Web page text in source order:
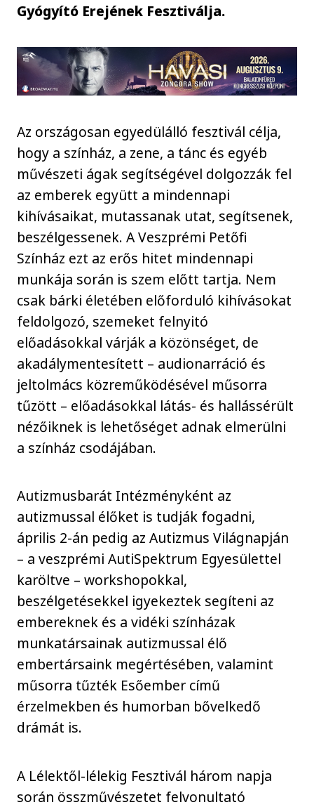
Gyógyító Erejének Fesztiválja.
Az országosan egyedülálló fesztivál célja,
hogy a színház, a zene, a tánc és egyéb
művészeti ágak segítségével dolgozzák fel
az emberek együtt a mindennapi
kihívásaikat, mutassanak utat, segítsenek,
beszélgessenek. A Veszprémi Petőfi
Színház ezt az erős hitet mindennapi
munkája során is szem előtt tartja. Nem
csak bárki életében előforduló kihívásokat
feldolgozó, szemeket felnyitó
előadásokkal várják a közönséget, de
akadálymentesített – audionarráció és
jeltolmács közreműködésével műsorra
tűzött – előadásokkal látás- és hallássérült
nézőiknek is lehetőséget adnak elmerülni
a színház csodájában.
Autizmusbarát Intézményként az
autizmussal élőket is tudják fogadni,
április 2-án pedig az Autizmus Világnapján
– a veszprémi AutiSpektrum Egyesülettel
karöltve – workshopokkal,
beszélgetésekkel igyekeztek segíteni az
embereknek és a vidéki színházak
munkatársainak autizmussal élő
embertársaink megértésében, valamint
műsorra tűzték Esőember című
érzelmekben és humorban bővelkedő
drámát is.
A Lélektől-lélekig Fesztivál három napja
során összművészetet felvonultató